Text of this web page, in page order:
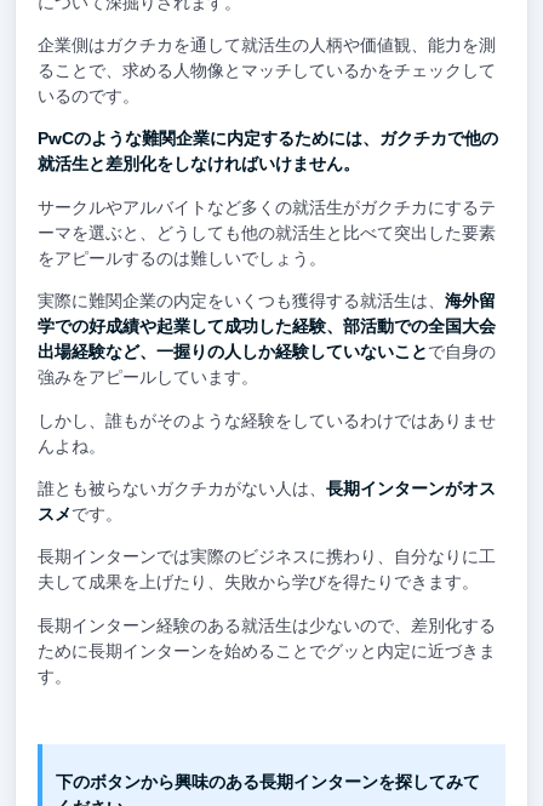
企業側はガクチカを通して就活生の人柄や価値観、能力を測
ることで、求める人物像とマッチしているかをチェックして
いるのです。
PwCのような難関企業に内定するためには、ガクチカで他の
就活生と差別化をしなければいけません。
サークルやアルバイトなど多くの就活生がガクチカにするテ
ーマを選ぶと、どうしても他の就活生と比べて突出した要素
をアピールするのは難しいでしょう。
実際に難関企業の内定をいくつも獲得する就活生は、 海外留
学での好成績や起業して成功した経験、部活動での全国大会
出場経験など、一握りの人しか経験していないことで自身の
強みをアピールしています。
しかし、誰もがそのような経験をしているわけではありませ
んよね。
誰とも被らないガクチカがない人は、 長期インターンがオス
スメです。
長期インターンでは実際のビジネスに携わり、自分なりに工
夫して成果を上げたり、失敗から学びを得たりできます。
長期インターン経験のある就活生は少ないので、差別化する
ために長期インターンを始めることでグッと内定に近づきま
す。
下のボタンから興味のある長期インターンを探してみて